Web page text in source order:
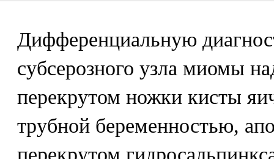
Дифференциальную
субсерозного узла миомы
перекрутом ножки кисты
трубной беременностью,
перекрутом